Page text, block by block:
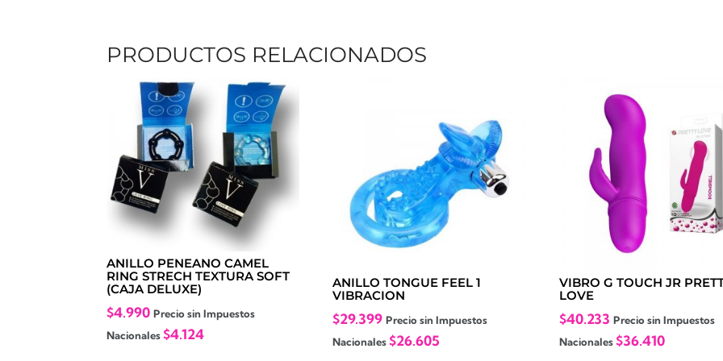
PRODUCTOS RELACIONADOS
ANILLO PENEANO CAMEL
RING STRECH TEXTURA SOFT
(CAJA DELUXE)
$4.990 Precio sin Impuestos
Nacionales$4.124
ANILLO TONGUE FEEL 1
VIBRACION
$29.399 Precio sin Impuestos
Nacionales$26.605
VIBRO G TOUCH JR
LOVE
$40.233 Precio sin Impuestos
Nacionales$36.410